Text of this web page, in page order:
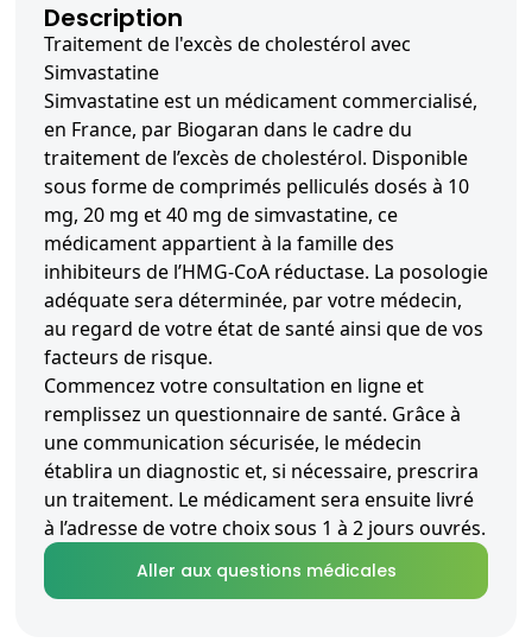
Description
Traitement de l'excès de cholestérol avec
Simvastatine
Simvastatine est un médicament commercialisé,
en France, par Biogaran dans le cadre du
traitement de l’excès de cholestérol. Disponible
sous forme de comprimés pelliculés dosés à 10
mg, 20 mg et 40 mg de simvastatine, ce
médicament appartient à la famille des
inhibiteurs de l’HMG-CoA réductase. La posologie
adéquate sera déterminée, par votre médecin,
au regard de votre état de santé ainsi que de vos
facteurs de risque.
Commencez votre consultation en ligne et
remplissez un questionnaire de santé. Grâce à
une communication sécurisée, le médecin
établira un diagnostic et, si nécessaire, prescrira
un traitement. Le médicament sera ensuite livré
à l’adresse de votre choix sous 1 à 2 jours ouvrés.
Aller aux questions médicales